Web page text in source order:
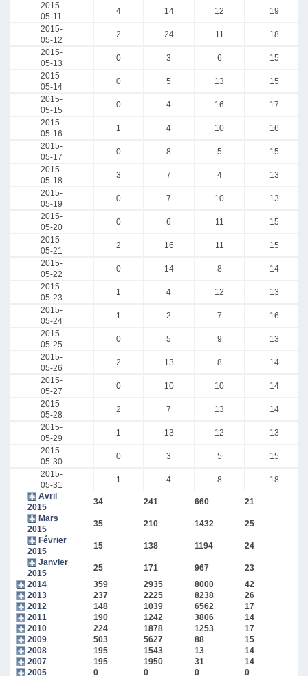
2015-
05-11
4 14 12
19
2015-
05-12
2 24 11
18
2015-
05-13
0 3 6
15
2015-
05-14
0 5 13
15
2015-
05-15
0 4 16
17
2015-
05-16
1 4 10
16
2015-
05-17
0 8 5
15
2015-
05-18
3 7 4
13
2015-
05-19
0 7 10
13
2015-
05-20
0 6 11
15
2015-
05-21
2 16 11
15
2015-
05-22
0 14 8
14
2015-
05-23
1 4 12
13
2015-
05-24
1 2 7
16
2015-
05-25
0 5 9
13
2015-
05-26
2 13 8
14
2015-
05-27
0 10 10
14
2015-
05-28
2 7 13
14
2015-
05-29
1 13 12
13
2015-
05-30
0 3 5
15
2015-
05-31
1 4 8
18
Avril
2015
34 241 660 21
Mars
2015
35 210 1432 25
Février
2015
15 138 1194 24
Janvier
2015
25 171 967 23
2014
359 2935 8000 42
2013
237 2225 8238 26
2012
148 1039 6562 17
2011
190 1242 3806 14
2010
224 1878 1253 17
2009
503 5627 88 15
2008
195 1543 13 14
2007
195 1950 31 14
2005
0 0 0 0